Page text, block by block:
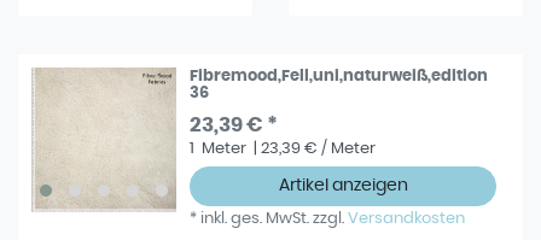
Fibremood,Fell,uni,naturweiß,edition
36
23,39 € *
1 Meter | 23,39 € / Meter
Artikel anzeigen
* inkl. ges. MwSt. zzgl.Versandkosten